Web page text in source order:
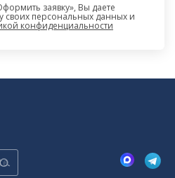
заявку», Вы даете
своих персональных данных и
конфиденциальности